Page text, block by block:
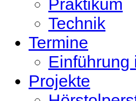
Praktikum
Technik
Termine
Einführung
Projekte